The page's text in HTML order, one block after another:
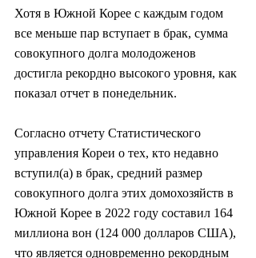
Хотя в Южной Корее с каждым годом
все меньше пар вступает в брак, сумма
совокупного долга молодоженов
достигла рекордно высокого уровня, как
показал отчет в понедельник.
Согласно отчету Статистического
управления Кореи о тех, кто недавно
вступил(а) в брак, средний размер
совокупного долга этих домохозяйств в
Южной Корее в 2022 году составил 164
миллиона вон (124 000 долларов США),
что является одновременно рекордным